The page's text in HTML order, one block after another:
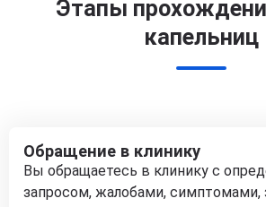
Этапы
капельниц
Обращение в клинику
Вы обращаетесь в клинику с
запросом, жалобами, симптомами,